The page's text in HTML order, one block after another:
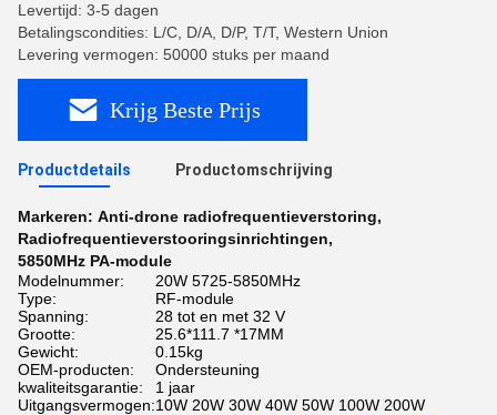
Levertijd: 3-5 dagen
Betalingscondities: L/C, D/A, D/P, T/T, Western Union
Levering vermogen: 50000 stuks per maand
Krijg Beste Prijs
Productdetails Productomschrijving
Markeren: Anti-drone radiofrequentieverstoring,
Radiofrequentieverstooringsinrichtingen,
5850MHz PA-module
Modelnummer:
20W 5725-5850MHz
Type:
RF-module
Spanning:
28 tot en met 32 V
Grootte:
25.6*111.7 *17MM
Gewicht:
0.15kg
OEM-producten:
Ondersteuning
kwaliteitsgarantie:
1 jaar
Uitgangsvermogen:10W 20W 30W 40W 50W 100W 200W